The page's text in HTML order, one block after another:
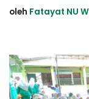
oleh Fatayat NU